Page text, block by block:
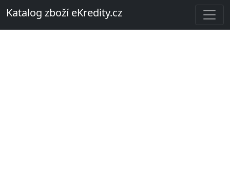
Katalog zboží eKredity.cz